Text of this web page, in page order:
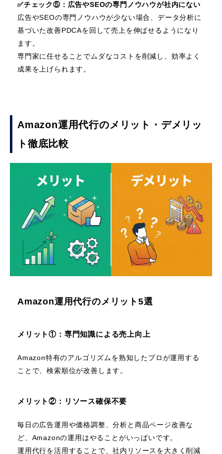
✅️チェック⑤：広告やSEOの専門ノウハウが社内にない
広告やSEOの専門ノウハウが少ない場合、データ分析に
基づいた改善PDCAを回して売上を伸ばせるようになり
ます。
専門家に任せることでムダなコストを削減し、効率よく
成果を上げられます。
Amazon運用代行のメリット・デメリッ
ト徹底比較
Amazon運用代行のメリット5選
メリット①：専門知識による売上向上
Amazon特有のアルゴリズムを熟知したプロが運用する
ことで、検索順位が改善します。
メリット②：リソース確保不要
毎日の広告運用や価格調整、分析と商品ページ改善な
ど、Amazonの運用はやることがいっぱいです。
運用代行を活用することで、社内リソースを大きく削減